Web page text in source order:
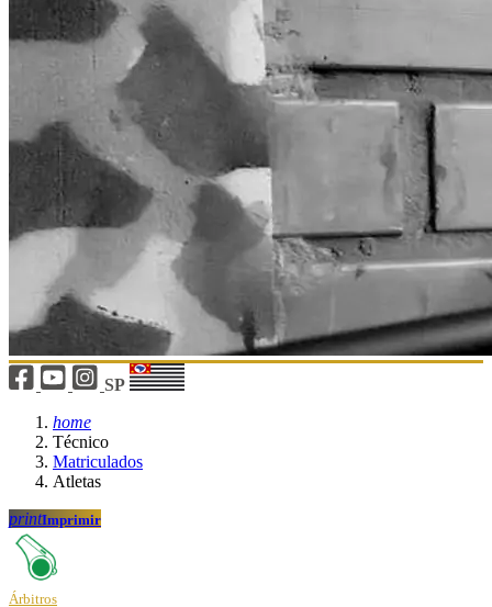
SP
home
Técnico
Matriculados
Atletas
printImprimir
Árbitros